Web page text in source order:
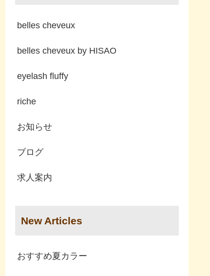
belles cheveux
belles cheveux by HISAO
eyelash fluffy
riche
お知らせ
ブログ
求人案内
New Articles
おすすめ夏カラー